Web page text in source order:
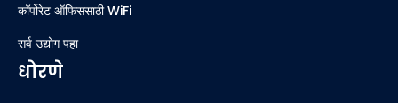
कॉर्पोरेट ऑफिससाठी WiFi
सर्व उद्योग पहा
धोरणे